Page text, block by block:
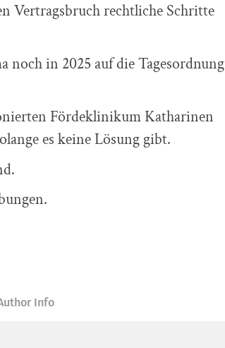
Vertragsbruch rechtliche Schritte
noch in 2025 auf die Tagesordnung
Fördeklinikum Katharinen
es keine Lösung gibt.
Info